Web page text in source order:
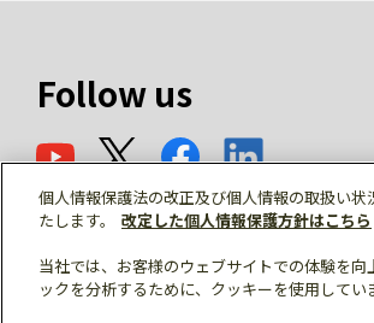
Follow us
© Mitsubishi Electric Corporation
個人情報保護法の改正及び個人情報の取扱い
たします。
改定した個人情報保護方針はこちら
当社では、お客様のウェブサイトでの体験を
ックを分析するために、クッキーを使用してい